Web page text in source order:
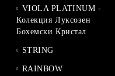
VIOLA PLATINUM -
Колекция Луксозен
Бохемски Кристал
STRING
RAINBOW